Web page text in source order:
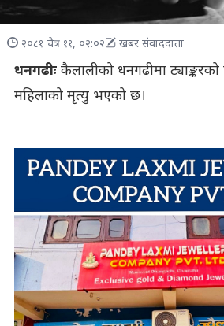
२०८१ चैत्र ११, ०२:०२ खबर संवाददाता
धनगढीःकैलालीको धनगढीमा
महिलाको मृत्यु भएको छ।